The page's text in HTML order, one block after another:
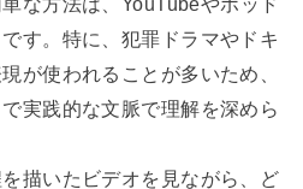
す。特に、犯罪ドラマやドキ
が使われることが多いため、
実践的な文脈で理解を深めら
描いたビデオを見ながら、ど